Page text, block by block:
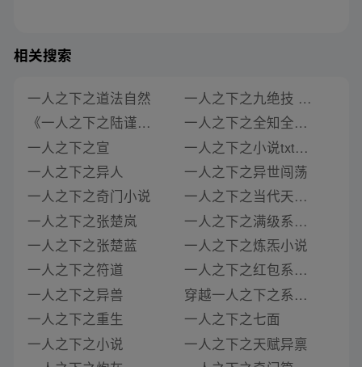
相关搜索
一人之下之道法自然
《一人之下之陆谨之孙》类似推荐
一人之下之宣
一人之下之异人
一人之下之奇门小说
一人之下之张楚岚
一人之下之张楚蓝
一人之下之符道
一人之下之异兽
一人之下之重生
一人之下之小说
一人之下之九绝技 小说
一人之下之全知全能 小说
一人之下之小说txt全集
一人之下之异世闯荡
一人之下之当代天师小说
一人之下之满级系统小说
一人之下之炼炁小说
一人之下之红包系统小说
穿越一人之下之系统小说
一人之下之七面
一人之下之天赋异禀